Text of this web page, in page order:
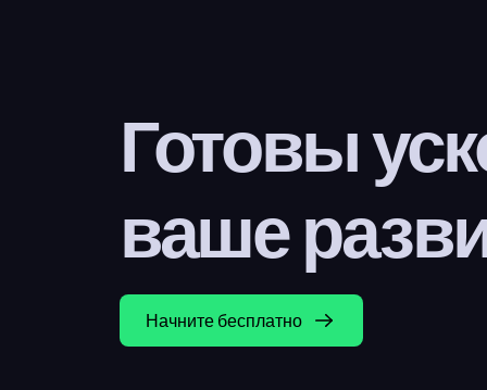
Готовы
ваше
Начните бесплатно